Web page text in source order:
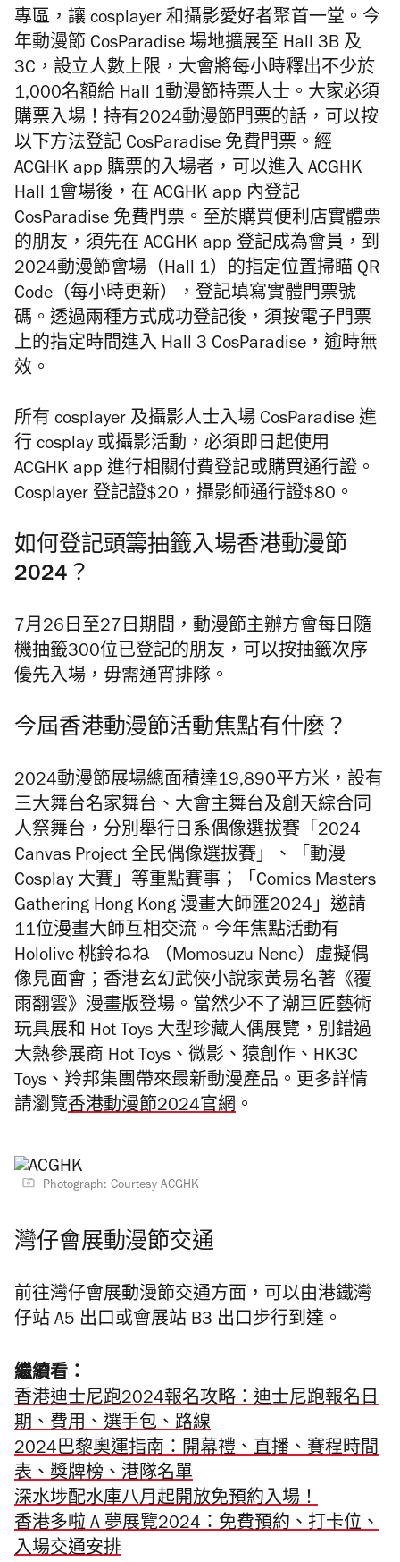
專區，讓 cosplayer 和攝影愛好者聚首一堂。今
年動漫節 CosParadise 場地擴展至 Hall 3B 及
3C，設立人數上限，大會將每小時釋出不少於
1,000名額給 Hall 1動漫節持票人士。大家必須
購票入場！持有2024動漫節門票的話，可以按
以下方法登記 CosParadise 免費門票。經
ACGHK app 購票的入場者，可以進入 ACGHK
Hall 1會場後，在 ACGHK app 內登記
CosParadise 免費門票。至於購買便利店實體票
的朋友，須先在 ACGHK app 登記成為會員，到
2024動漫節會場（Hall 1）的指定位置掃瞄 QR
Code（每小時更新），登記填寫實體門票號
碼。透過兩種方式成功登記後，須按電子門票
上的指定時間進入 Hall 3 CosParadise，逾時無
效。
所有 cosplayer 及攝影人士入場 CosParadise 進
行 cosplay 或攝影活動，必須即日起使用
ACGHK app 進行相關付費登記或購買通行證。
Cosplayer 登記證$20，攝影師通行證$80。
如何登記頭籌抽籤入場香港動漫節
2024？
7月26日至27日期間，動漫節主辦方會每日隨
機抽籤300位已登記的朋友，可以按抽籤次序
優先入場，毋需通宵排隊。
今屆香港動漫節活動焦點有什麼？
2024動漫節展場總面積達19,890平方米， 設有
三大舞台名家舞台、大會主舞台及創天綜合同
人祭舞台，分別舉行日系偶像選拔賽「2024
Canvas Project 全民偶像選拔賽」、「動漫
Cosplay 大賽」等重點賽事；「Comics Masters
Gathering Hong Kong 漫畫大師匯2024」邀請
11位漫畫大師互相交流。今年焦點活動有
Hololive 桃鈴ねね （Momosuzu Nene）虛擬偶
像見面會；香港玄幻武俠小說家黃易名著《覆
雨翻雲》漫畫版登場。當然少不了潮巨匠藝術
玩具展和 Hot Toys 大型珍藏人偶展覽，別錯過
大熱參展商 Hot Toys、微影、猿創作、HK3C
Toys、羚邦集團帶來最新動漫產品。更多詳情
請瀏覽香港動漫節2024官網 。
Photograph: Courtesy ACGHK
灣仔會展動漫節交通
前往灣仔會展動漫節交通方面，可以由港鐵灣
仔站 A5 出口或會展站 B3 出口步行到達。
繼續看：
香港迪士尼跑2024報名攻略：迪士尼跑報名日
期、費用、選手包、路線
2024巴黎奧運指南：開幕禮、直播、賽程時間
表、獎牌榜、港隊名單
深水埗配水庫八月起開放免預約入場！
香港多啦 A 夢展覽2024：免費預約、打卡位、
入場交通安排